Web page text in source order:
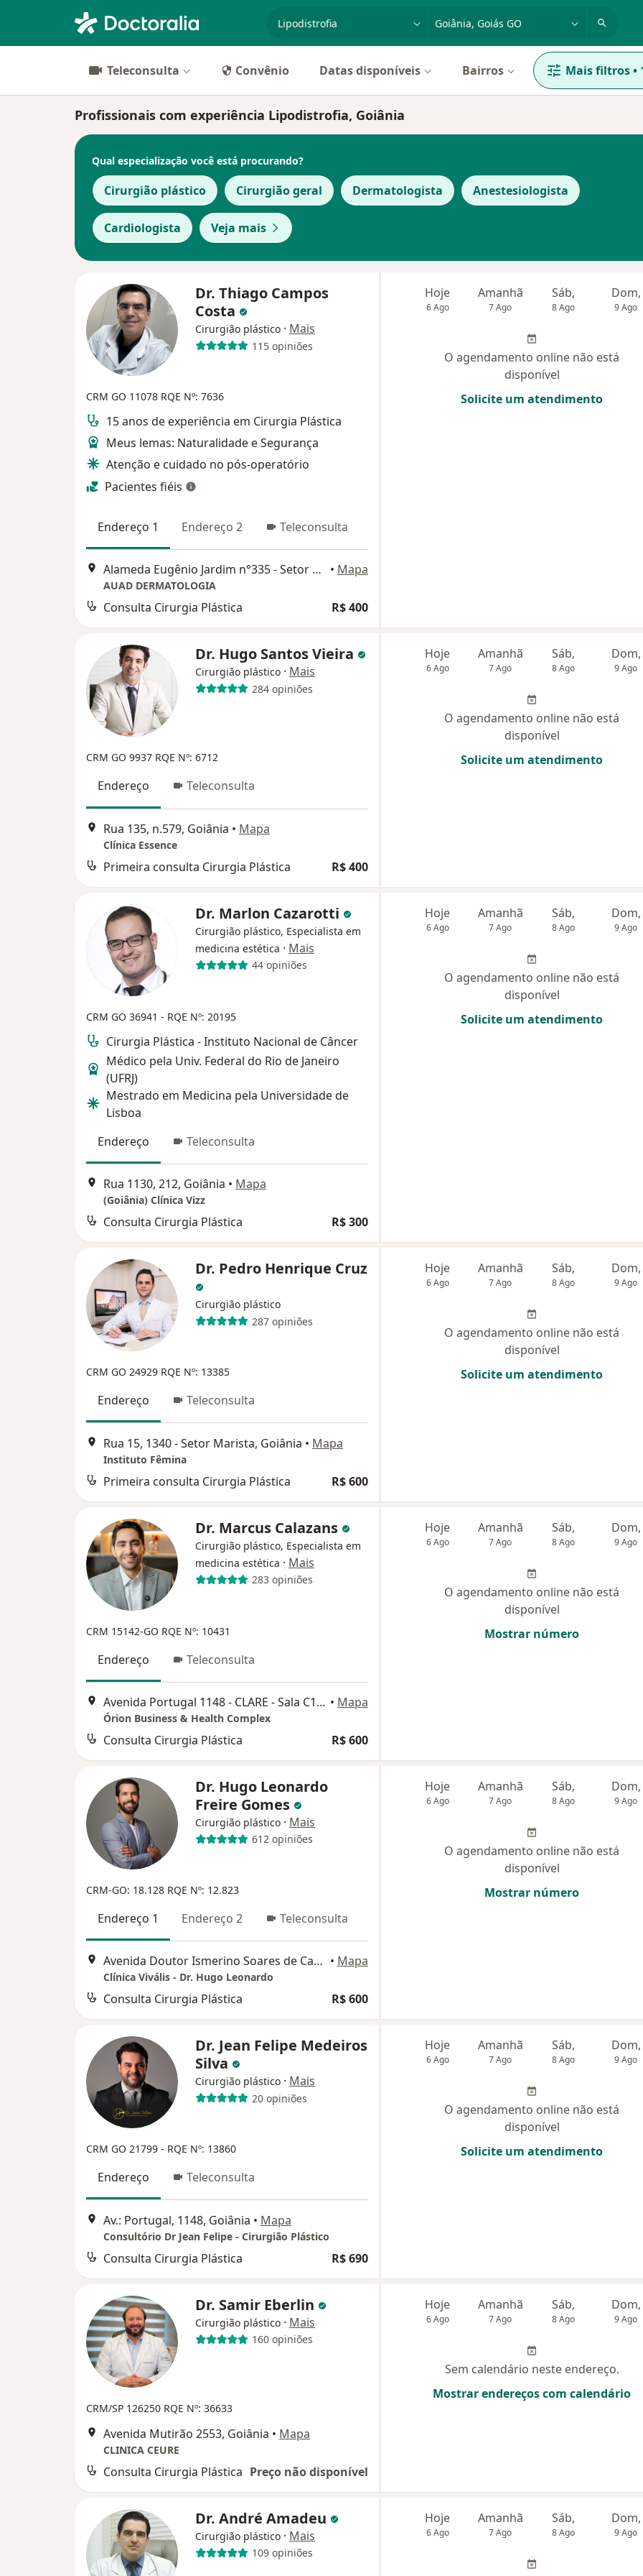
cidade ou região
Teleconsulta Convênio Datas disponíveis Bairros Mais filtros•
Profissionais com experiência Lipodistrofia, Goiânia
Qual especialização você está procurando?
Cirurgião plástico Cirurgião geral Dermatologista Anestesiologista
Cardiologista Veja mais
Dr. Thiago Campos
Costa
Cirurgião plástico · Mais
115 opiniões
CRM GO 11078 RQE Nº: 7636
15 anos de experiência em Cirurgia Plástica
Meus lemas: Naturalidade e Segurança
Atenção e cuidado no pós-operatório
Pacientes fiéis
Endereço 1 Endereço 2 Teleconsulta
Alameda Eugênio Jardim n°335 - Setor Marista, Goiânia • Mapa
AUAD DERMATOLOGIA
Consulta Cirurgia Plástica R$ 400
Hoje
6 Ago
Amanhã
7 Ago
Sáb,
8 Ago
Dom,
9 Ago
O agendamento online não está
disponível
Solicite um atendimento
Dr. Hugo Santos Vieira
Cirurgião plástico · Mais
284 opiniões
CRM GO 9937 RQE Nº: 6712
Endereço Teleconsulta
Rua 135, n.579, Goiânia • Mapa
Clínica Essence
Primeira consulta Cirurgia Plástica R$ 400
Hoje
6 Ago
Amanhã
7 Ago
Sáb,
8 Ago
Dom,
9 Ago
O agendamento online não está
disponível
Solicite um atendimento
Dr. Marlon Cazarotti
Cirurgião plástico, Especialista em
medicina estética · Mais
44 opiniões
CRM GO 36941 - RQE Nº: 20195
Cirurgia Plástica - Instituto Nacional de Câncer
Médico pela Univ. Federal do Rio de Janeiro
(UFRJ)
Mestrado em Medicina pela Universidade de
Lisboa
Endereço
Teleconsulta
Rua 1130, 212, Goiânia • Mapa
(Goiânia) Clínica Vizz
Consulta Cirurgia Plástica R$ 300
Hoje
6 Ago
Amanhã
7 Ago
Sáb,
8 Ago
Dom,
9 Ago
O agendamento online não está
disponível
Solicite um atendimento
Dr. Pedro Henrique Cruz
Cirurgião plástico
287 opiniões
CRM GO 24929 RQE Nº: 13385
Endereço Teleconsulta
Rua 15, 1340 - Setor Marista, Goiânia • Mapa
Instituto Fêmina
Primeira consulta Cirurgia Plástica R$ 600
Hoje
6 Ago
Amanhã
7 Ago
Sáb,
8 Ago
Dom,
9 Ago
O agendamento online não está
disponível
Solicite um atendimento
Dr. Marcus Calazans
Cirurgião plástico, Especialista em
medicina estética · Mais
283 opiniões
CRM 15142-GO RQE Nº: 10431
Endereço Teleconsulta
Avenida Portugal 1148 - CLARE - Sala C1909, Goiânia • Mapa
Órion Business & Health Complex
Consulta Cirurgia Plástica R$ 600
Hoje
6 Ago
Amanhã
7 Ago
Sáb,
8 Ago
Dom,
9 Ago
O agendamento online não está
disponível
Mostrar número
Dr. Hugo Leonardo
Freire Gomes
Cirurgião plástico · Mais
612 opiniões
CRM-GO: 18.128 RQE Nº: 12.823
Endereço 1 Endereço 2 Teleconsulta
Avenida Doutor Ismerino Soares de Carvalho 804, Goiânia • Mapa
Clínica Vivális - Dr. Hugo Leonardo
Consulta Cirurgia Plástica R$ 600
Hoje
6 Ago
Amanhã
7 Ago
Sáb,
8 Ago
Dom,
9 Ago
O agendamento online não está
disponível
Mostrar número
Dr. Jean Felipe Medeiros
Silva
Cirurgião plástico · Mais
20 opiniões
CRM GO 21799 - RQE Nº: 13860
Endereço Teleconsulta
Av.: Portugal, 1148, Goiânia • Mapa
Consultório Dr Jean Felipe - Cirurgião Plástico
Consulta Cirurgia Plástica R$ 690
Hoje
6 Ago
Amanhã
7 Ago
Sáb,
8 Ago
Dom,
9 Ago
O agendamento online não está
disponível
Solicite um atendimento
Dr. Samir Eberlin
Cirurgião plástico · Mais
160 opiniões
CRM/SP 126250 RQE Nº: 36633
Avenida Mutirão 2553, Goiânia • Mapa
CLINICA CEURE
Consulta Cirurgia Plástica Preço não disponível
Hoje
6 Ago
Amanhã
7 Ago
Sáb,
8 Ago
Dom,
9 Ago
Sem calendário neste endereço.
Mostrar endereços com calendário
Dr. André Amadeu
Cirurgião plástico · Mais
109 opiniões
Hoje
6 Ago
Amanhã
7 Ago
Sáb,
8 Ago
Dom,
9 Ago